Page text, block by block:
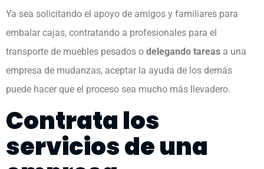
Ya sea solicitando el apoyo de amigos y familiares para
embalar cajas, contratando a profesionales para el
transporte de muebles pesados o delegando tareas a una
empresa de mudanzas, aceptar la ayuda de los demás
puede hacer que el proceso sea mucho más llevadero.
Contrata los
servicios de una